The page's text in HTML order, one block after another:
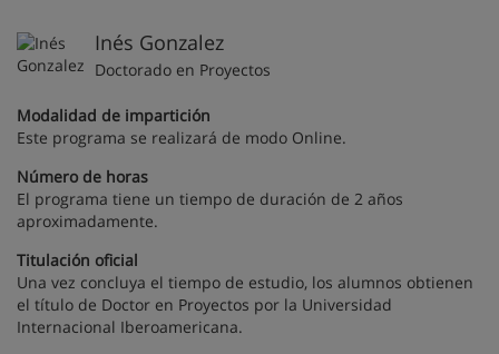
Inés Gonzalez
Doctorado en Proyectos
Modalidad de impartición
Este programa se realizará de modo Online.
Número de horas
El programa tiene un tiempo de duración de 2 años
aproximadamente.
Titulación oficial
Una vez concluya el tiempo de estudio, los alumnos obtienen
el título de Doctor en Proyectos por la Universidad
Internacional Iberoamericana.